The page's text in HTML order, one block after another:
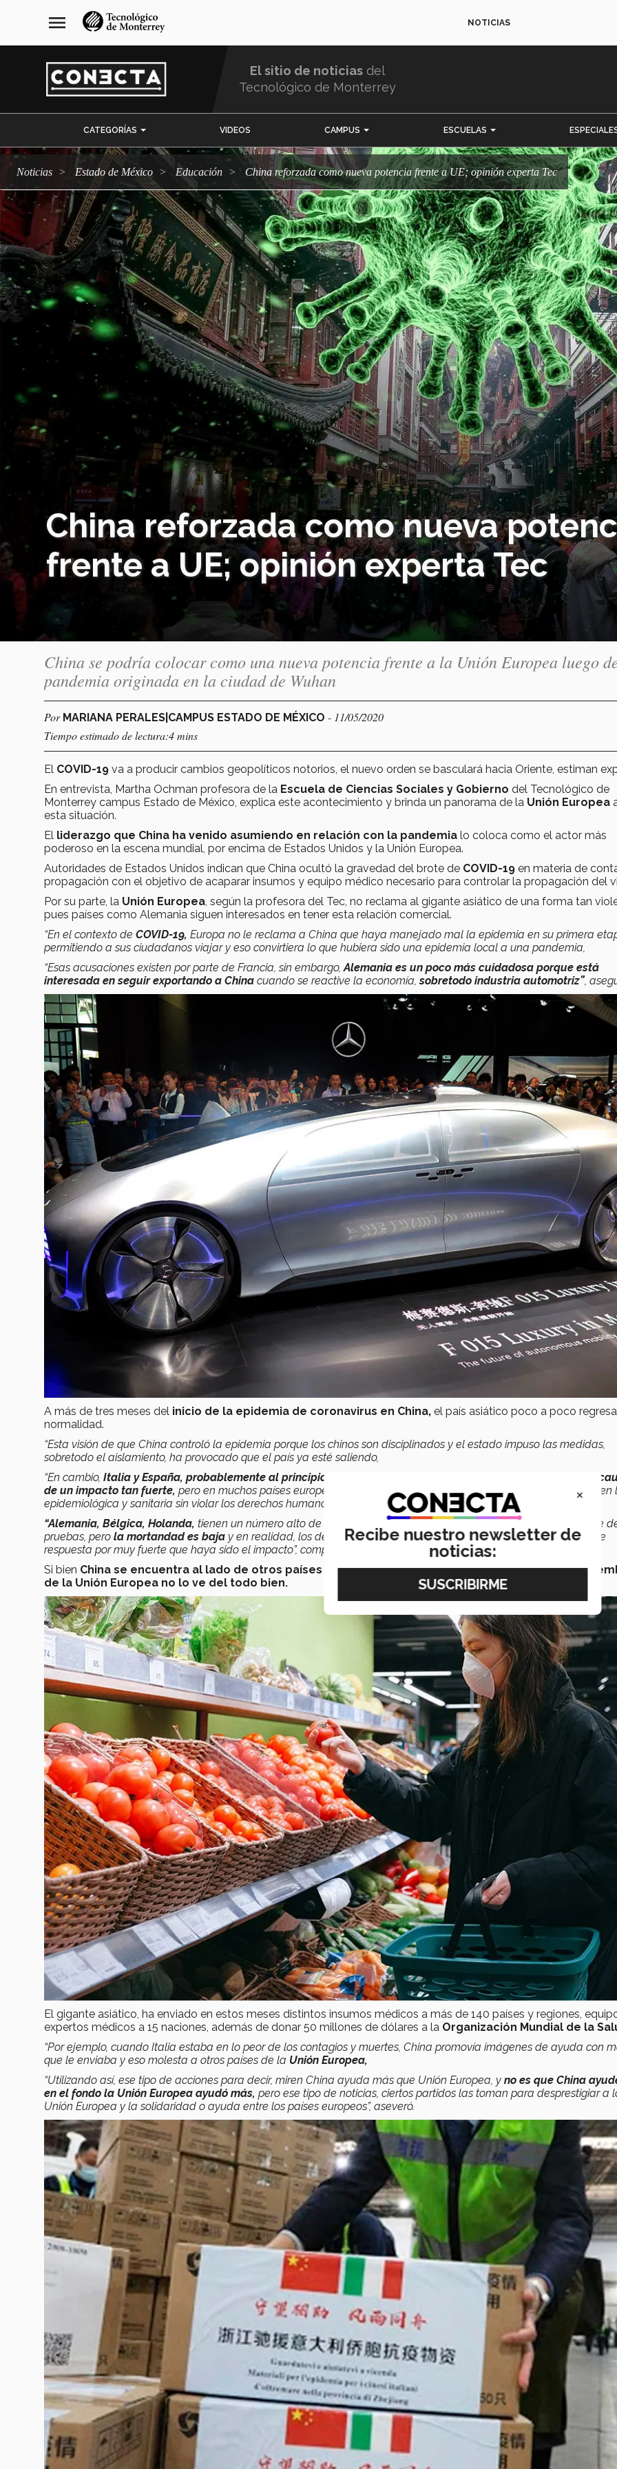
navegación
principal
menu NOTICIAS
El sitio de noticias del
Tecnológico de Monterrey
CATEGORÍAS VIDEOS CAMPUS ESCUELAS
Noticias Estado de México Educación China reforzada como nueva potencia frente a UE; opinión experta Tec
China reforzada como nueva
frente a UE; opinión experta Tec
China se podría colocar como una nueva potencia frente a la Unión Europea luego
pandemia originada en la ciudad de Wuhan
Por MARIANA PERALES|CAMPUS ESTADO DE MÉXICO - 11/05/2020
Tiempo estimado de lectura:4 mins
El COVID-19 va a producir cambios geopolíticos notorios, el nuevo orden se basculará hacia Oriente, estiman
En entrevista, Martha Ochman profesora de la Escuela de Ciencias Sociales y Gobierno del Tecnológico de
Monterrey campus Estado de México, explica este acontecimiento y brinda un panorama de la Unión Europea
esta situación.
El liderazgo que China ha venido asumiendo en relación con la pandemia lo coloca como el actor más
poderoso en la escena mundial, por encima de Estados Unidos y la Unión Europea.
Autoridades de Estados Unidos indican que China ocultó la gravedad del brote de COVID-19 en materia de
propagación con el objetivo de acaparar insumos y equipo médico necesario para controlar la propagación del
Por su parte, la Unión Europea , según la profesora del Tec, no reclama al gigante asiático de una forma tan
pues países como Alemania siguen interesados en tener esta relación comercial.
“En el contexto de COVID-19, Europa no le reclama a China que haya manejado mal la epidemia en su primera
permitiendo a sus ciudadanos viajar y eso convirtiera lo que hubiera sido una epidemia local a una pandemia,
“Esas acusaciones existen por parte de Francia, sin embargo, Alemania es un poco más cuidadosa porque está
interesada en seguir exportando a China cuando se reactive la economía,sobretodo industria automotriz”,
A más de tres meses del inicio de la epidemia de coronavirus en China, el país asiático poco a poco
normalidad.
“Esta visión de que China controló la epidemia porque los chinos son disciplinados y el estado impuso las medidas,
sobretodo el aislamiento, ha provocado que el país ya esté saliendo,
“En cambio, Italia y España, probablemente al principio no respetaron el confinamiento y esa fue una de las
de un impacto tan fuerte, pero en muchos países europeos la población respeta el confinamiento, manejando bien
epidemiológica y sanitaria sin violar los derechos humanos,
“Alemania, Bélgica, Holanda, tienen un número alto de contagiados porque aplican una cantidad impresionante
pruebas, pero la mortandad es baja y en realidad, los demás países no han visto comprometida su capacidad de
respuesta por muy fuerte que haya sido el impacto”, compartió.
Si bien China se encuentra al lado de otros países en esta batalla contra el virus,ciertos países
de la Unión Europea no lo ve del todo bien.
El gigante asiático, ha enviado en estos meses distintos insumos médicos a más de 140 países y regiones,
expertos médicos a 15 naciones, además de donar 50 millones de dólares a la Organización Mundial de la
“Por ejemplo, cuando Italia estaba en lo peor de los contagios y muertes, China promovía imágenes de ayuda con
que le enviaba y eso molesta a otros países de la Unión Europea,
“Utilizando así, ese tipo de acciones para decir, miren China ayuda más que Unión Europea, y no es que China
en el fondo la Unión Europea ayudó más, pero ese tipo de noticias, ciertos partidos las toman para desprestigiar a
Unión Europea y la solidaridad o ayuda entre los países europeos”, aseveró.
×
Recibe nuestro newsletter de
noticias: